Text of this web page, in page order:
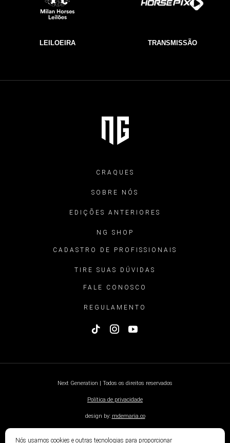
LEILOEIRA TRANSMISSÃO
CRAQUES
SOBRE NÓS
EDIÇÕES ANTERIORES
NG SHOP
CADASTRO DE PROFISSIONAIS
TIRE SUAS DÚVIDAS
FALE CONOSCO
REGULAMENTO
Next Generation | Todos os direitos reservados
Política de privacidade
design by: mdemaria.co
Nós usamos cookies e outras tecnologias para proporcionar